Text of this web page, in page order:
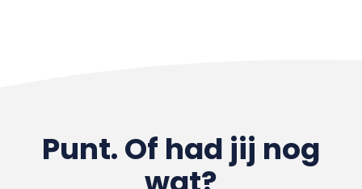
Punt. Of had jij nog